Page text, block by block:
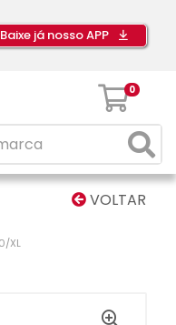
Baixe já nosso APP
0
VOLTAR
XL